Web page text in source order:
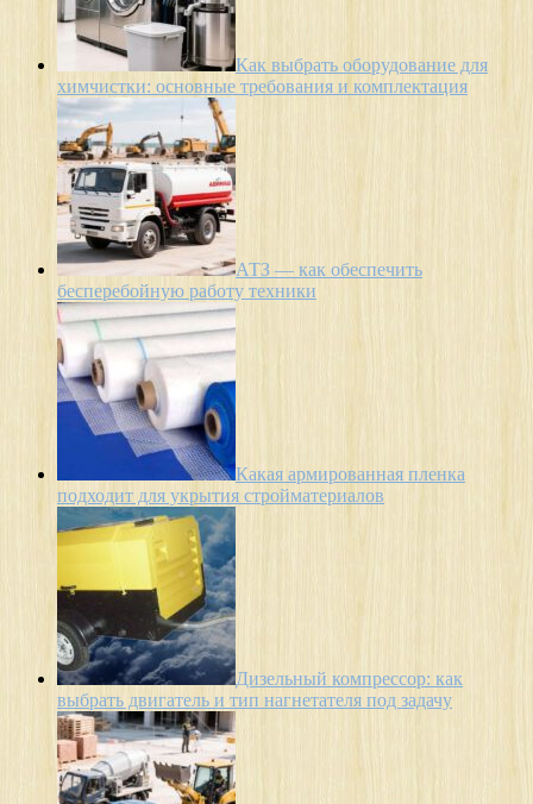
Как выбрать оборудование для
химчистки: основные требования и комплектация
АТЗ — как обеспечить
бесперебойную работу техники
Какая армированная пленка
подходит для укрытия стройматериалов
Дизельный компрессор: как
выбрать двигатель и тип нагнетателя под задачу